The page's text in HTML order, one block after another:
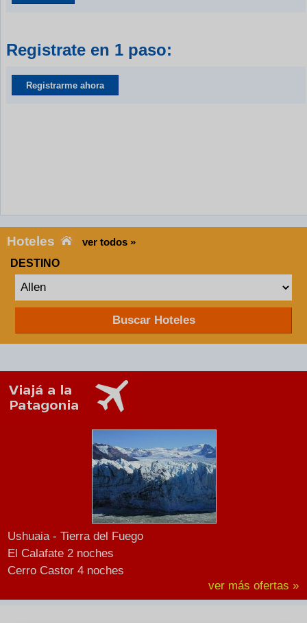
Registrate en 1 paso:
Registrarme ahora
Hoteles
ver todos »
DESTINO
Buscar Hoteles
Ushuaia - Tierra del Fuego
El Calafate 2 noches
Cerro Castor 4 noches
ver más ofertas »